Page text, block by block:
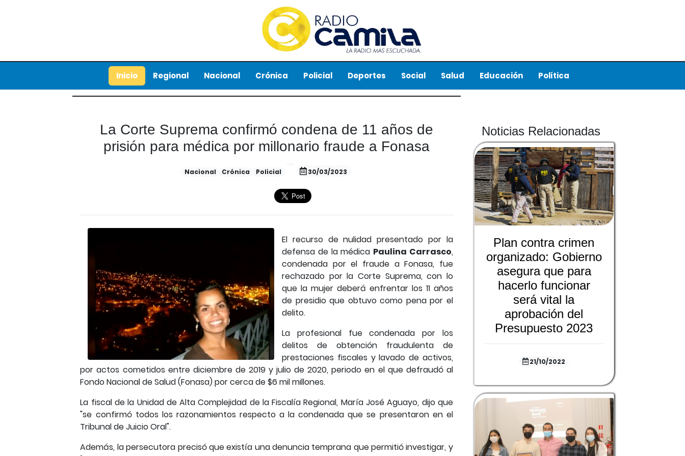
Inicio Regional Nacional Crónica Policial Deportes Social Salud Educación Política
La Corte Suprema confirmó condena de 11 años de
prisión para médica por millonario fraude a Fonasa
Nacional Crónica Policial 30/03/2023
El recurso de nulidad presentado por la
defensa de la médica Paulina Carrasco,
condenada por el fraude a Fonasa, fue
rechazado por la Corte Suprema, con lo
que la mujer deberá enfrentar los 11 años
de presidio que obtuvo como pena por el
delito.
La profesional fue condenada por los
delitos de obtención fraudulenta de
prestaciones fiscales y lavado de activos,
por actos cometidos entre diciembre de 2019 y julio de 2020, periodo en el que defraudó al
Fondo Nacional de Salud (Fonasa) por cerca de $6 mil millones.
La fiscal de la Unidad de Alta Complejidad de la Fiscalía Regional, María José Aguayo, dijo que
"se confirmó todos los razonamientos respecto a la condenada que se presentaron en el
Tribunal de Juicio Oral".
Además, la persecutora precisó que existía una denuncia temprana que permitió investigar, y
Noticias Relacionadas
Plan contra crimen
organizado: Gobierno
asegura que para
hacerlo funcionar
será vital la
aprobación del
Presupuesto 2023
21/10/2022